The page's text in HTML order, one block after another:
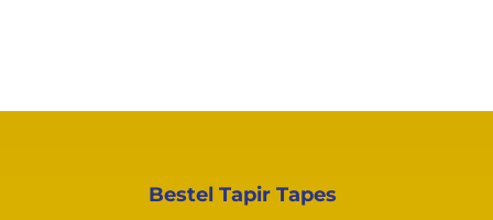
Bestel Tapir Tapes